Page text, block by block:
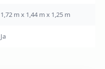
1,72 m x 1,44 m x 1,25 m
Ja